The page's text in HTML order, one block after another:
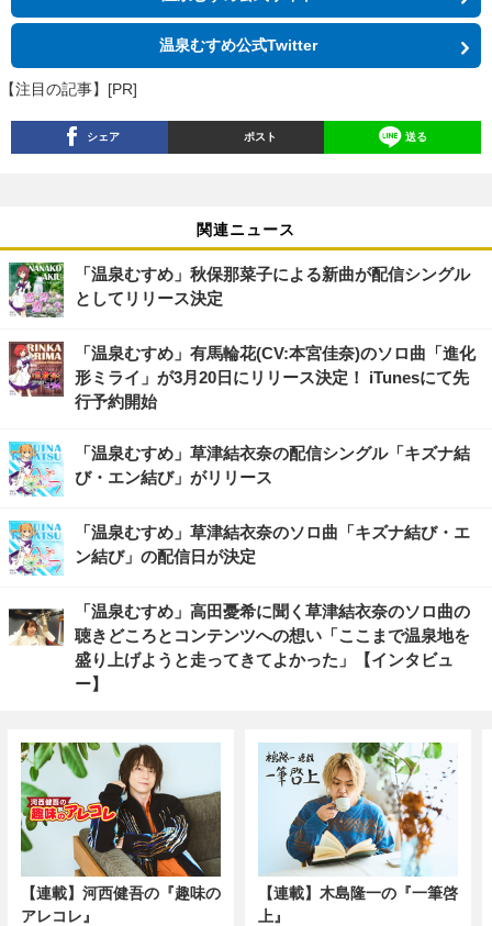
温泉むすめ公式Twitter
【注目の記事】[PR]
シェア ポスト 送る
関連ニュース
「温泉むすめ」秋保那菜子による新曲が配信シングル
としてリリース決定
「温泉むすめ」有馬輪花(CV:本宮佳奈)のソロ曲「進化
形ミライ」が3月20日にリリース決定！ iTunesにて先
行予約開始
「温泉むすめ」草津結衣奈の配信シングル「キズナ結
び・エン結び」がリリース
「温泉むすめ」草津結衣奈のソロ曲「キズナ結び・エ
ン結び」の配信日が決定
「温泉むすめ」高田憂希に聞く草津結衣奈のソロ曲の
聴きどころとコンテンツへの想い「ここまで温泉地を
盛り上げようと走ってきてよかった」【インタビュ
ー】
【連載】河西健吾の『趣味の
アレコレ』
【連載】木島隆一の『一筆啓
上』